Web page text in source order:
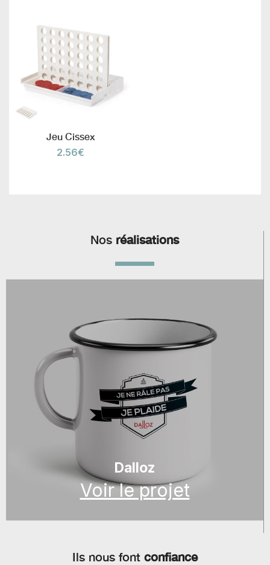
Jeu Cissex
2.56€
Nos réalisations
Dalloz
Voir le projet
Ils nous font confiance